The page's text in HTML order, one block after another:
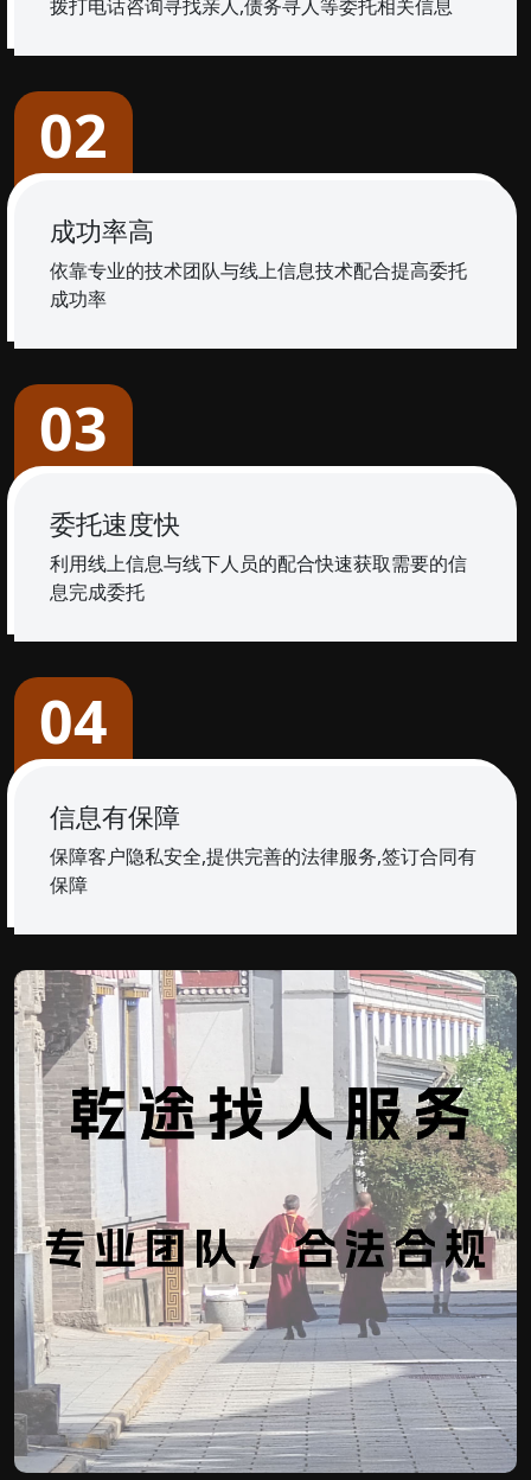
拨打电话咨询寻找亲人,债务寻人等委托相关信息
02
成功率高
依靠专业的技术团队与线上信息技术配合提高委托
成功率
03
委托速度快
利用线上信息与线下人员的配合快速获取需要的信
息完成委托
04
信息有保障
保障客户隐私安全,提供完善的法律服务,签订合同有
保障